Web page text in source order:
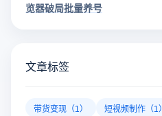
览器破局批量养号
文章标签
带货变现（1） 短视频制作（1）